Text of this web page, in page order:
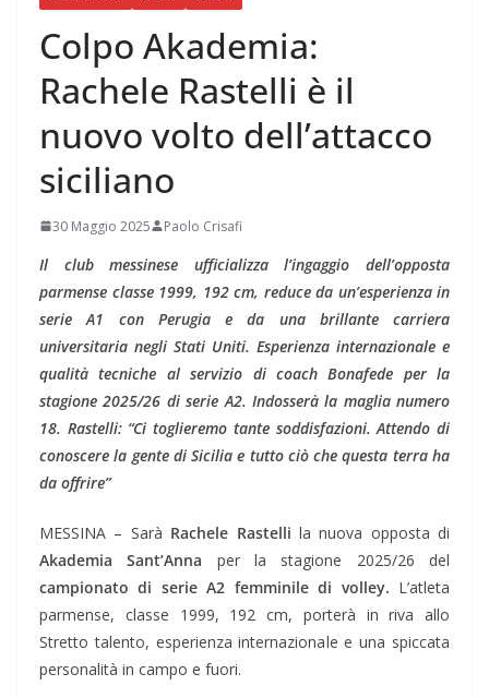
Colpo Akademia:
Rachele Rastelli è il
nuovo volto dell’attacco
siciliano
30 Maggio 2025 Paolo Crisafi
Il club messinese ufficializza l’ingaggio dell’opposta
parmense classe 1999, 192 cm, reduce da un’esperienza in
serie A1 con Perugia e da una brillante carriera
universitaria negli Stati Uniti. Esperienza internazionale e
qualità tecniche al servizio di coach Bonafede per la
stagione 2025/26 di serie A2. Indosserà la maglia numero
18. Rastelli: “Ci toglieremo tante soddisfazioni. Attendo di
conoscere la gente di Sicilia e tutto ciò che questa terra ha
da offrire”
MESSINA – Sarà Rachele Rastelli la nuova opposta di
Akademia Sant’Anna per la stagione 2025/26 del
campionato di serie A2 femminile di volley. L’atleta
parmense, classe 1999, 192 cm, porterà in riva allo
Stretto talento, esperienza internazionale e una spiccata
personalità in campo e fuori.